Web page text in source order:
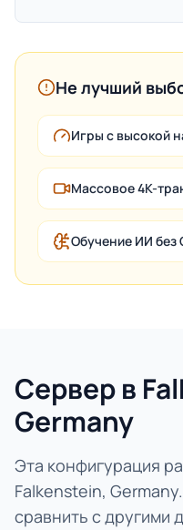
Не лучший
Игры с высокой
Массовое 4K-
Обучение ИИ без
Сервер в
Germany
Эта конфигурация
Falkenstein,
сравнить с другими